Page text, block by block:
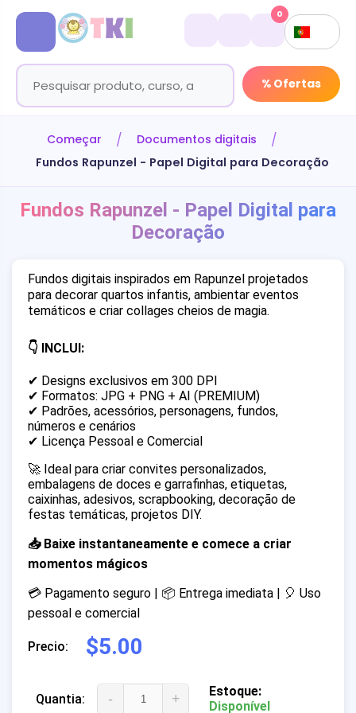
% Ofertas
0
Começar
Documentos digitais
Fundos Rapunzel - Papel Digital para Decoração
Fundos Rapunzel - Papel Digital para
Decoração
Fundos digitais inspirados em Rapunzel projetados
para decorar quartos infantis, ambientar eventos
temáticos e criar collages cheios de magia.
👇 INCLUI:
✔ Designs exclusivos em 300 DPI
✔ Formatos: JPG + PNG + AI (PREMIUM)
✔ Padrões, acessórios, personagens, fundos,
números e cenários
✔ Licença Pessoal e Comercial
🚀 Ideal para criar convites personalizados,
embalagens de doces e garrafinhas, etiquetas,
caixinhas, adesivos, scrapbooking, decoração de
festas temáticas, projetos DIY.
📥 Baixe instantaneamente e comece a criar
momentos mágicos
💳 Pagamento seguro | 📦 Entrega imediata | 🎈 Uso
pessoal e comercial
Precio: $5.00
Quantia: - +
Estoque:
Disponível